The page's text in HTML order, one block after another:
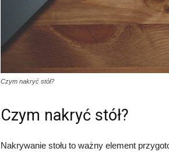
Czym nakryć stół?
Czym nakryć stół?
Nakrywanie stołu to ważny element